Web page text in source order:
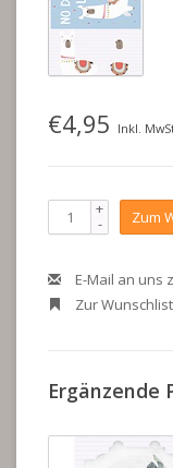
€4,95 Inkl.
+
- Zum
E-Mail an uns
Zur
Ergänzende